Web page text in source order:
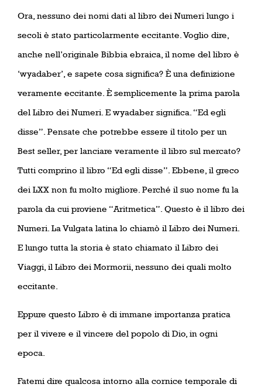
Ora, nessuno dei nomi dati al libro dei Numeri lungo i
secoli è stato particolarmente eccitante. Voglio dire,
anche nell’originale Bibbia ebraica, il nome del libro è
‘wyadaber’, e sapete cosa significa? È una definizione
veramente eccitante. È semplicemente la prima parola
del Libro dei Numeri. E wyadaber significa. “Ed egli
disse”. Pensate che potrebbe essere il titolo per un
Best seller, per lanciare veramente il libro sul mercato?
Tutti comprino il libro “Ed egli disse”. Ebbene, il greco
dei LXX non fu molto migliore. Perché il suo nome fu la
parola da cui proviene “Aritmetica”. Questo è il libro dei
Numeri. La Vulgata latina lo chiamò il Libro dei Numeri.
E lungo tutta la storia è stato chiamato il Libro dei
Viaggi, il Libro dei Mormorii, nessuno dei quali molto
eccitante.
Eppure questo Libro è di immane importanza pratica
per il vivere e il vincere del popolo di Dio, in ogni
epoca.
Fatemi dire qualcosa intorno alla cornice temporale di